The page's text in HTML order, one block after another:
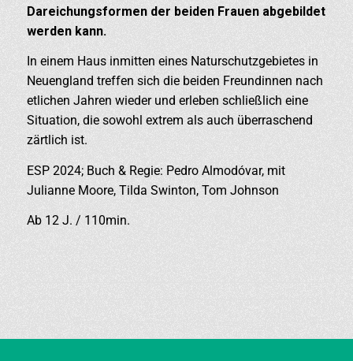
Dareichungsformen der beiden Frauen abgebildet
werden kann.
In einem Haus inmitten eines Naturschutzgebietes in
Neuengland treffen sich die beiden Freundinnen nach
etlichen Jahren wieder und erleben schließlich eine
Situation, die sowohl extrem als auch überraschend
zärtlich ist.
ESP 2024; Buch & Regie: Pedro Almodóvar, mit
Julianne Moore, Tilda Swinton, Tom Johnson
Ab 12 J. / 110min.